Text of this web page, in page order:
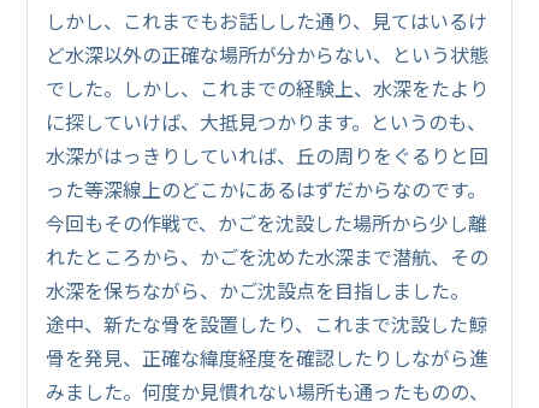
しかし、これまでもお話しした通り、見てはいるけ
ど水深以外の正確な場所が分からない、という状態
でした。しかし、これまでの経験上、水深をたより
に探していけば、大抵見つかります。というのも、
水深がはっきりしていれば、丘の周りをぐるりと回
った等深線上のどこかにあるはずだからなのです。
今回もその作戦で、かごを沈設した場所から少し離
れたところから、かごを沈めた水深まで潜航、その
水深を保ちながら、かご沈設点を目指しました。
途中、新たな骨を設置したり、これまで沈設した鯨
骨を発見、正確な緯度経度を確認したりしながら進
みました。何度か見慣れない場所も通ったものの、